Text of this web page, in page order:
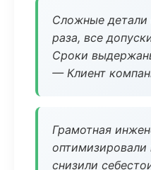
Сложные детали
раза, все
Сроки
— Клиент
Грамотная
снизили